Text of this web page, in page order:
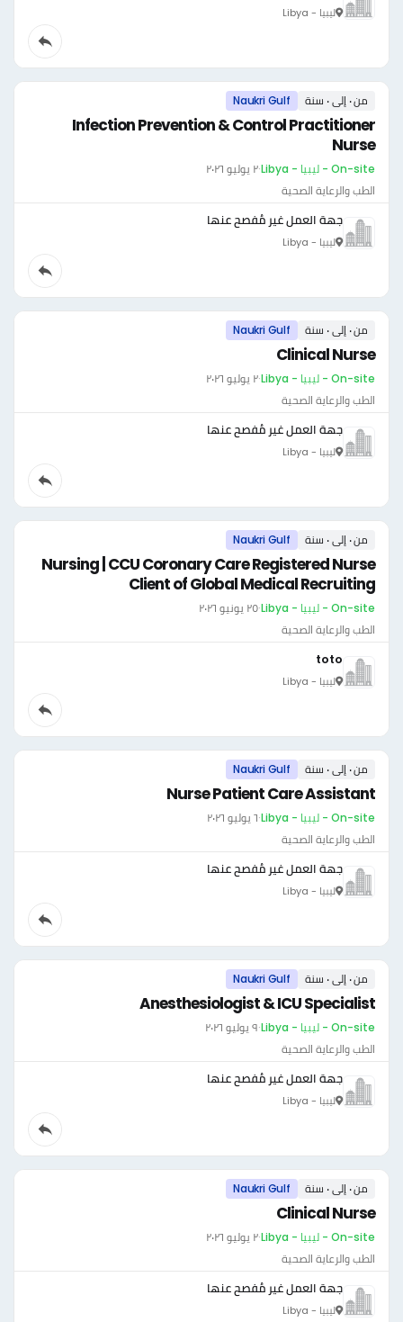
ليبيا - Libya
من ٠ إلى ٠ سنة Naukri Gulf
Infection Prevention & Control Practitioner
Nurse
On-site - ليبيا - Libya ·٢ يوليو ٢٠٢٦
الطب والرعاية الصحية
جهة العمل غير مُفصح عنها
ليبيا - Libya
من ٠ إلى ٠ سنة Naukri Gulf
Clinical Nurse
On-site - ليبيا - Libya ·٢ يوليو ٢٠٢٦
الطب والرعاية الصحية
جهة العمل غير مُفصح عنها
ليبيا - Libya
من ٠ إلى ٠ سنة Naukri Gulf
Nursing | CCU Coronary Care Registered Nurse
Client of Global Medical Recruiting
On-site - ليبيا - Libya ·٢٥ يونيو ٢٠٢٦
الطب والرعاية الصحية
toto
ليبيا - Libya
من ٠ إلى ٠ سنة Naukri Gulf
Nurse Patient Care Assistant
On-site - ليبيا - Libya ·٦ يوليو ٢٠٢٦
الطب والرعاية الصحية
جهة العمل غير مُفصح عنها
ليبيا - Libya
من ٠ إلى ٠ سنة Naukri Gulf
Anesthesiologist & ICU Specialist
On-site - ليبيا - Libya ·٩ يوليو ٢٠٢٦
الطب والرعاية الصحية
جهة العمل غير مُفصح عنها
ليبيا - Libya
من ٠ إلى ٠ سنة Naukri Gulf
Clinical Nurse
On-site - ليبيا - Libya ·٢ يوليو ٢٠٢٦
الطب والرعاية الصحية
جهة العمل غير مُفصح عنها
ليبيا - Libya